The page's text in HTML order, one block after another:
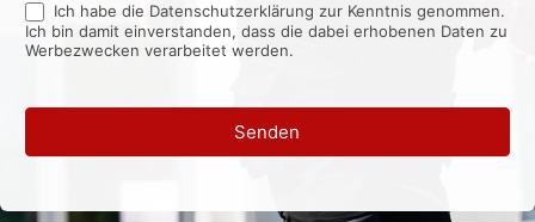
Ich habe die Datenschutzerklärung zur Kenntnis genommen.
Ich bin damit einverstanden, dass die dabei erhobenen Daten zu
Werbezwecken verarbeitet werden.
Senden